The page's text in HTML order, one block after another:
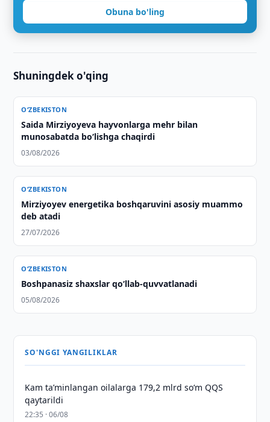
Obuna bo'ling
Shuningdek o'qing
O‘ZBEKISTON
Saida Mirziyoyeva hayvonlarga mehr bilan
munosabatda bo‘lishga chaqirdi
03/08/2026
O‘ZBEKISTON
Mirziyoyev energetika boshqaruvini asosiy muammo
deb atadi
27/07/2026
O‘ZBEKISTON
Boshpanasiz shaxslar qo‘llab-quvvatlanadi
05/08/2026
SO'NGGI YANGILIKLAR
Kam taʼminlangan oilalarga 179,2 mlrd so‘m QQS
qaytarildi
22:35 · 06/08